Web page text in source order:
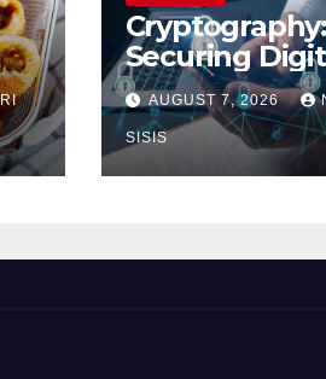
Cryptography:
Securing
AUGUST 7, 2026
SISIS